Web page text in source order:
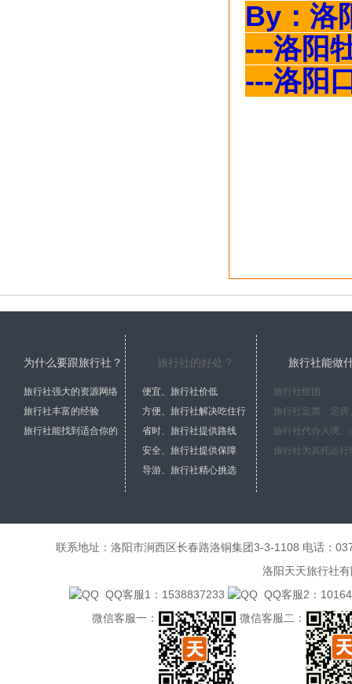
By ：
---洛阳
---洛阳
为什么要跟旅行社？
旅行社强大的资源网络
旅行社丰富的经验
旅行社能找到适合你的
旅行社的好处？
便宜、旅行社价低
方便、旅行社解决吃住行
省时、旅行社提供路线
安全、旅行社提供保障
导游、旅行社精心挑选
旅行社能做
旅行社组团
联系地址：洛阳市涧西区长春路洛铜集团3-3-1108 电话：
洛阳天天旅行社
QQ客服1：1538837233
QQ客服2：
微信客服一：
微信客服二：